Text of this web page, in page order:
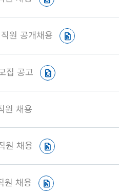
원 공개채용
집 공고
원 채용
원 채용
원 채용